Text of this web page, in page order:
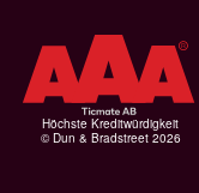
Höchste Kreditwürdigkeit
© Dun & Bradstreet 2026